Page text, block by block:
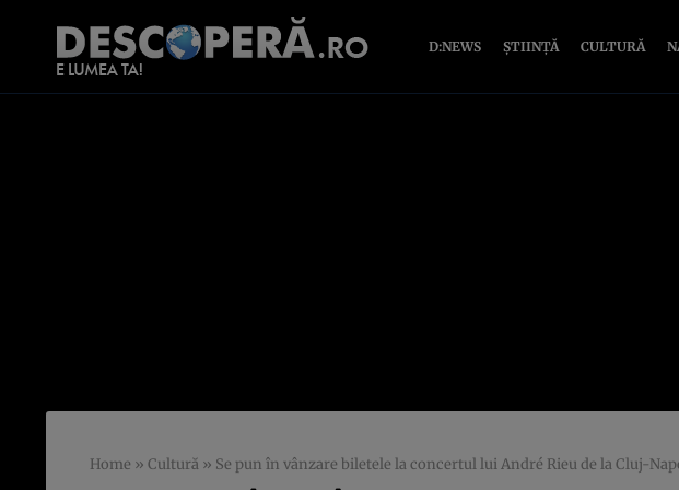
D:NEWS ȘTIINȚĂ CULTURĂ
Home » Cultură » Se pun în vânzare biletele la concertul lui André Rieu de la Cluj-